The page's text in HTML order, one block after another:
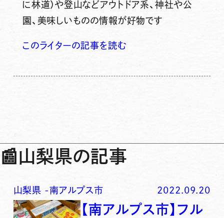
に林道）や登山などアウトドア系、神社や公
園、美味しいものの情報が好物です
このライターの記事を読む
📰山梨県の記事
山梨県 -南アルプス市 2022.09.20
【南アルプス市】フル